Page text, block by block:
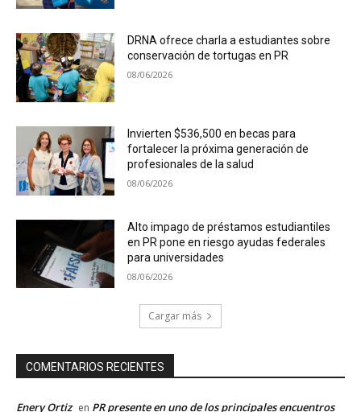
DRNA ofrece charla a estudiantes sobre
conservación de tortugas en PR
08/06/2026
Invierten $536,500 en becas para
fortalecer la próxima generación de
profesionales de la salud
08/06/2026
Alto impago de préstamos estudiantiles
en PR pone en riesgo ayudas federales
para universidades
08/06/2026
Cargar más
COMENTARIOS RECIENTES
Enery Ortiz en PR presente en uno de los principales encuentros